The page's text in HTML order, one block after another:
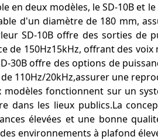
en deux modèles, le SD-10B et
d'un diamètre de 180 mm,
SD-10B offre des sorties de
de 150Hz15kHz, offrant des
30B offre des options de
110Hz/20kHz,assurer une
modèles fonctionnent sur un
dans les lieux publics.La
élevées et une bonne
environnements à plafond